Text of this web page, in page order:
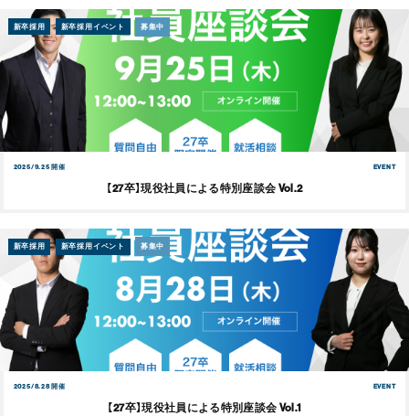
新卒採用 新卒採用イベント 募集中
2025/9.25 開催 EVENT
【27卒】現役社員による特別座談会 Vol.2
新卒採用 新卒採用イベント 募集中
2025/8.28 開催 EVENT
【27卒】現役社員による特別座談会 Vol.1